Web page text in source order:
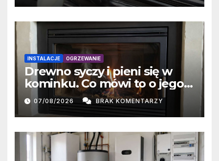
INSTALACJE OGRZEWANIE
Drewno syczy i pieni się w
kominku. Co mówi to o jego
wilgotności?
07/08/2026 BRAK KOMENTARZY